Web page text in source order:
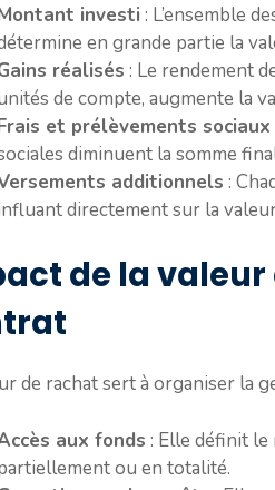
investi : L’ensemble
en grande partie la
réalisés : Le rendement
de compte, augmente la
et prélèvements sociaux
diminuent la somme
additionnels :
directement sur la
de la
de rachat sert à organiser la
aux fonds : Elle définit le
ou en totalité.